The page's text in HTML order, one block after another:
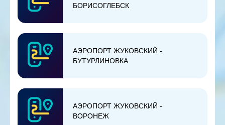
БОРИСОГЛЕБСК
АЭРОПОРТ ЖУКОВСКИЙ -
БУТУРЛИНОВКА
АЭРОПОРТ ЖУКОВСКИЙ -
ВОРОНЕЖ